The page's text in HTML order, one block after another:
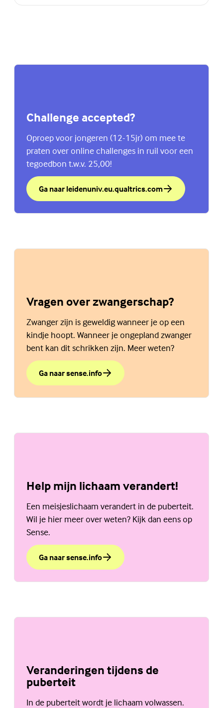
Challenge accepted?
Oproep voor jongeren (12-15jr) om mee te
praten over online challenges in ruil voor een
tegoedbon t.w.v. 25,00!
Ga naar leidenuniv.eu.qualtrics.com
over Challenge accepted?
Vragen over zwangerschap?
Zwanger zijn is geweldig wanneer je op een
kindje hoopt. Wanneer je ongepland zwanger
bent kan dit schrikken zijn. Meer weten?
Ga naar sense.info
over Vragen over zwangerschap?
Help mijn lichaam verandert!
Een meisjeslichaam verandert in de puberteit.
Wil je hier meer over weten? Kijk dan eens op
Sense.
Ga naar sense.info
over Help mijn lichaam verandert!
Veranderingen tijdens de
puberteit
In de puberteit wordt je lichaam volwassen.